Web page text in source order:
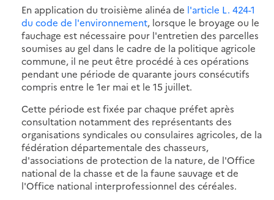
En application du troisième alinéa de l'article L. 424-1
du code de l'environnement, lorsque le broyage ou le
fauchage est nécessaire pour l'entretien des parcelles
soumises au gel dans le cadre de la politique agricole
commune, il ne peut être procédé à ces opérations
pendant une période de quarante jours consécutifs
compris entre le 1er mai et le 15 juillet.
Cette période est fixée par chaque préfet après
consultation notamment des représentants des
organisations syndicales ou consulaires agricoles, de la
fédération départementale des chasseurs,
d'associations de protection de la nature, de l'Office
national de la chasse et de la faune sauvage et de
l'Office national interprofessionnel des céréales.